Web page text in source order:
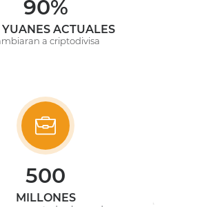
90%
YUANES ACTUALES
a criptodivisa
500
MILLONES